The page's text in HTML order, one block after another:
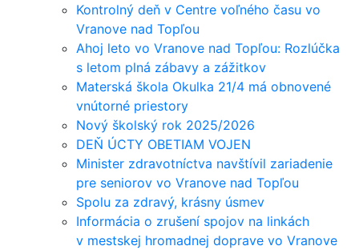
Kontrolný deň v Centre voľného času vo
Vranove nad Topľou
Ahoj leto vo Vranove nad Topľou: Rozlúčka
s letom plná zábavy a zážitkov
Materská škola Okulka 21/4 má obnovené
vnútorné priestory
Nový školský rok 2025/2026
DEŇ ÚCTY OBETIAM VOJEN
Minister zdravotníctva navštívil zariadenie
pre seniorov vo Vranove nad Topľou
Spolu za zdravý, krásny úsmev
Informácia o zrušení spojov na linkách
v mestskej hromadnej doprave vo Vranove